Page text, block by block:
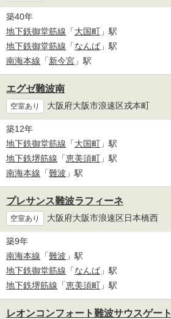
築40年
地下鉄御堂筋線 「大国町 」駅
地下鉄御堂筋線 「なんば 」駅
南海本線 「新今宮 」駅
エグゼ難波南
空室あり 大阪府大阪市浪速区戎本町
築12年
地下鉄御堂筋線 「大国町 」駅
地下鉄堺筋線 「恵美須町 」駅
南海本線 「難波 」駅
プレサンス難波ラフィーネ
空室あり 大阪府大阪市浪速区日本橋西
築9年
南海本線 「難波 」駅
地下鉄御堂筋線 「なんば 」駅
地下鉄堺筋線 「恵美須町 」駅
レオンコンフォート難波サウスゲート